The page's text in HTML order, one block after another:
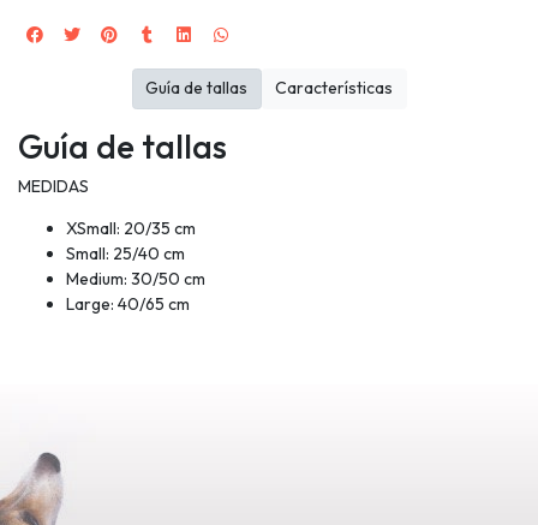
Guía de tallas
MEDIDAS
XSmall: 20/35 cm
Small: 25/40 cm
Medium: 30/50 cm
Large: 40/65 cm
Guía de tallas Características